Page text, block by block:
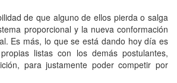
de que alguno de ellos pierda o salga
proporcional y la nueva conformación
Es más, lo que se está dando hoy día es
listas con los demás postulantes,
para justamente poder competir por